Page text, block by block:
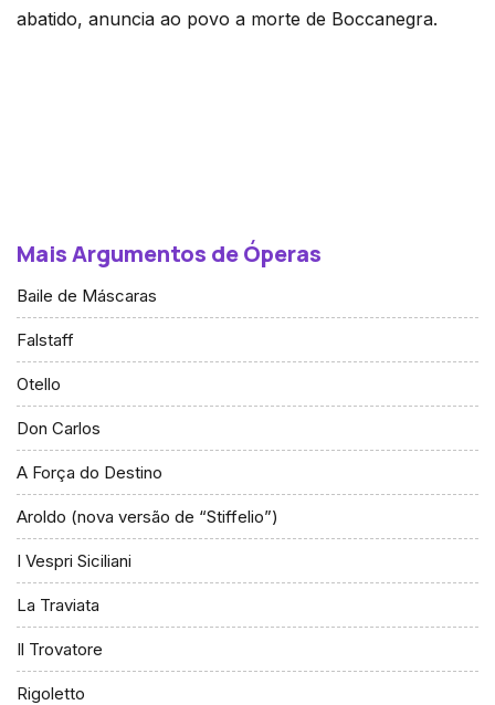
abatido, anuncia ao povo a morte de Boccanegra.
Mais Argumentos de Óperas
Baile de Máscaras
Falstaff
Otello
Don Carlos
A Força do Destino
Aroldo (nova versão de “Stiffelio”)
I Vespri Siciliani
La Traviata
Il Trovatore
Rigoletto